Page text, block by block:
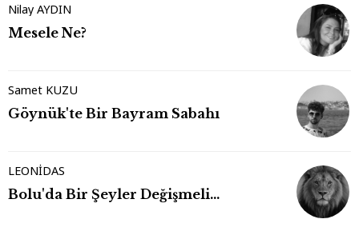
Nilay AYDIN
Mesele Ne?
Samet KUZU
Göynük'te Bir Bayram Sabahı
LEONİDAS
Bolu'da Bir Şeyler Değişmeli…